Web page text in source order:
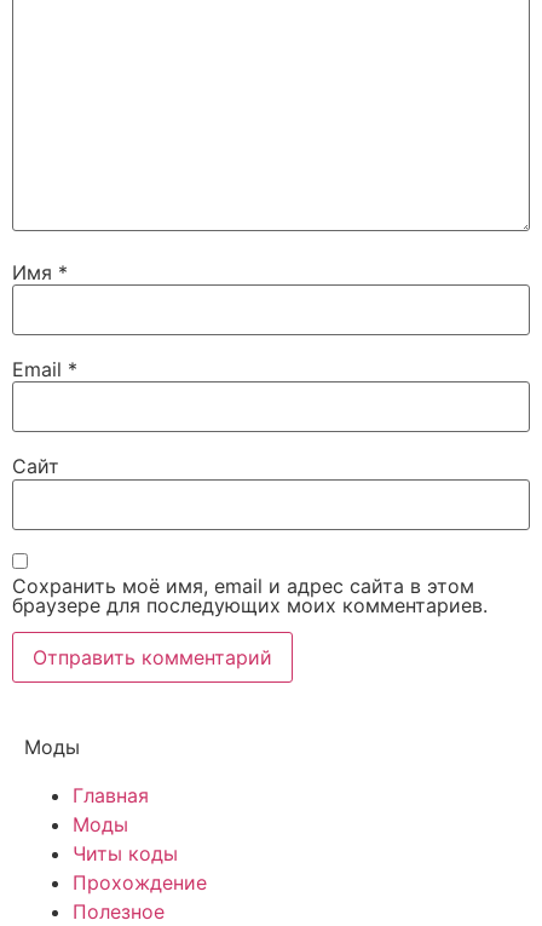
Имя *
Email *
Сайт
Сохранить моё имя, email и адрес сайта в этом
браузере для последующих моих комментариев.
Моды
Главная
Моды
Читы коды
Прохождение
Полезное